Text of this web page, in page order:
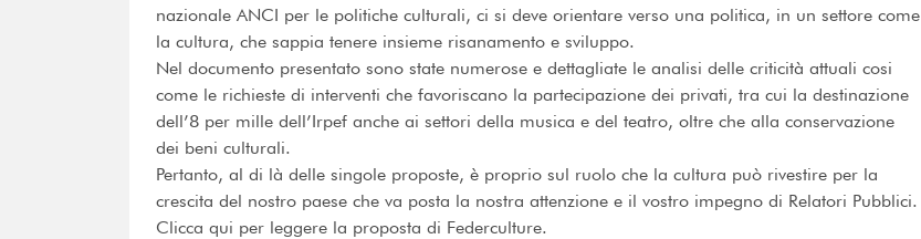
nazionale ANCI per le politiche culturali, ci si deve orientare verso una politica, in un settore come
la cultura, che sappia tenere insieme risanamento e sviluppo.
Nel documento presentato sono state numerose e dettagliate le analisi delle criticità attuali cosi
come le richieste di interventi che favoriscano la partecipazione dei privati, tra cui la destinazione
dell’8 per mille dell’Irpef anche ai settori della musica e del teatro, oltre che alla conservazione
dei beni culturali.
Pertanto, al di là delle singole proposte, è proprio sul ruolo che la cultura può rivestire per la
crescita del nostro paese che va posta la nostra attenzione e il vostro impegno di Relatori Pubblici.
Clicca qui per leggere la proposta di Federculture.